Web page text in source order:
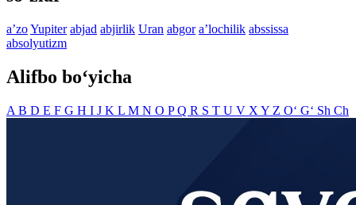
aʼzoYupiter abjad abjirlik Uran abgor aʼlochilik abssissa
absolyutizm
Alifbo bo‘yicha
A B D E F G H I J K L M N O PQ R S T U V X Y Z O‘ G‘ Sh Ch